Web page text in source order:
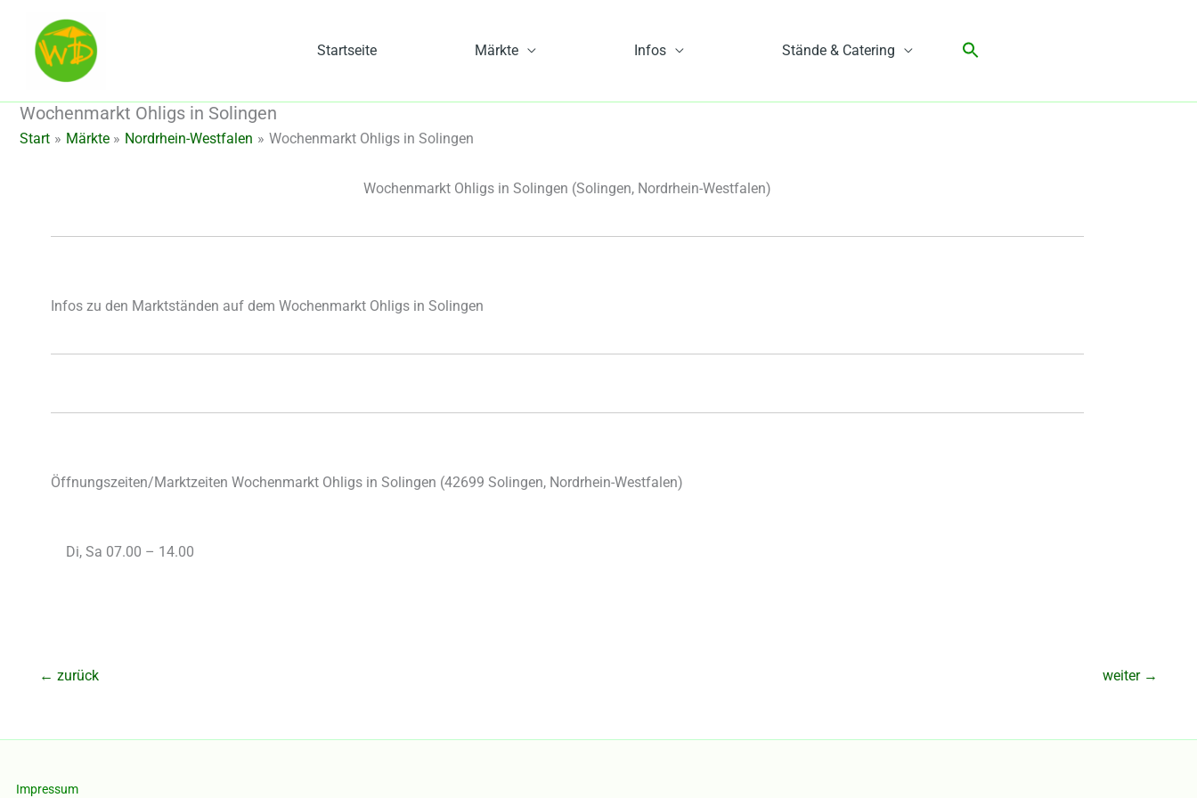
springen
Startseite Märkte Infos Stände & Catering
Wochenmarkt Ohligs in Solingen
Start Märkte Nordrhein-Westfalen Wochenmarkt Ohligs in Solingen
Wochenmarkt Ohligs in Solingen (Solingen, Nordrhein-Westfalen)
Infos zu den Marktständen auf dem Wochenmarkt Ohligs in Solingen
Öffnungszeiten/Marktzeiten Wochenmarkt Ohligs in Solingen (42699 Solingen, Nordrhein-Westfalen)
Di, Sa 07.00 – 14.00
← zurück weiter →
Impressum